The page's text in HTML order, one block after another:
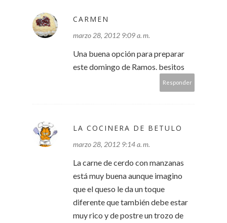
CARMEN
marzo 28, 2012 9:09 a. m.
Una buena opción para preparar
este domingo de Ramos. besitos
Responder
LA COCINERA DE BETULO
marzo 28, 2012 9:14 a. m.
La carne de cerdo con manzanas
está muy buena aunque imagino
que el queso le da un toque
diferente que también debe estar
muy rico y de postre un trozo de